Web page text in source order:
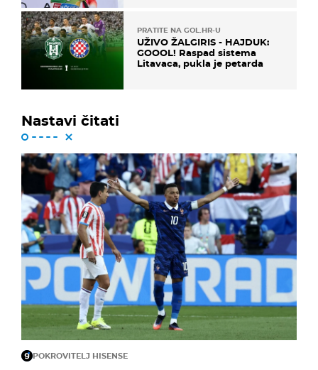
PRATITE NA GOL.HR-U
UŽIVO ŽALGIRIS - HAJDUK:
GOOOL! Raspad sistema
Litavaca, pukla je petarda
Nastavi čitati
POKROVITELJ HISENSE